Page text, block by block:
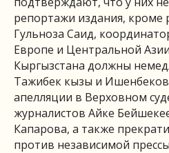
репортажи издания, кроме
Гульноза Саид,
Европе и Центральной
Кыргызстана должны
Тажибек кызы и
апелляции в Верховном
журналистов Айке
Капарова, а также
против независимой